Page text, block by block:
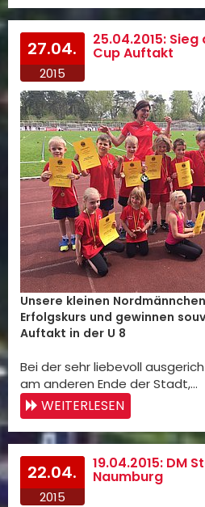
27.04.
2015
25.04.2015:
Cup Auftakt
Unsere kleinen
Erfolgskurs und gewinnen
Auftakt in der U 8
Bei der sehr liebevoll
am anderen Ende der Stadt,…
WEITERLESEN
22.04.
2015
19.04.2015: DM
Naumburg